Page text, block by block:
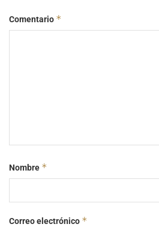
Comentario *
Nombre *
Correo electrónico *